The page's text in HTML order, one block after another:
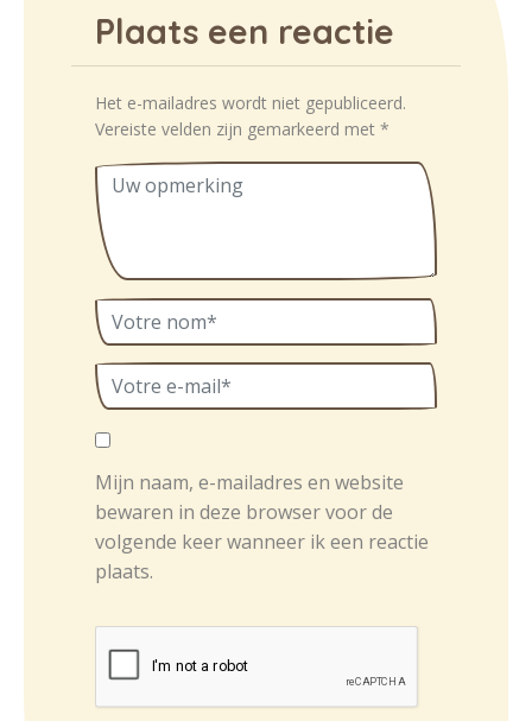
Plaats een reactie
Het e-mailadres wordt niet gepubliceerd.
Vereiste velden zijn gemarkeerd met *
Mijn naam, e-mailadres en website
bewaren in deze browser voor de
volgende keer wanneer ik een reactie
plaats.